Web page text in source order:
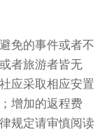
-哈佛大学-三一
兼司机|包车·
免的事件或者不
者旅游者皆无
应采取相应安置
增加的返程费
规定请审慎阅读